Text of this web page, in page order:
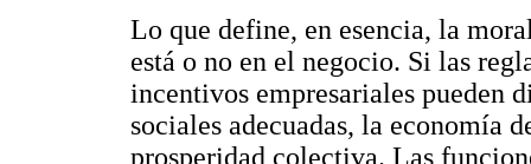
Lo que define, en esencia, la
está o no en el negocio. Si las
incentivos empresariales pueden
sociales adecuadas, la economía
prosperidad colectiva. Las